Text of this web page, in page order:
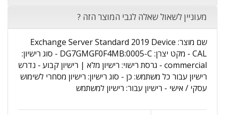
מעוניין לשאול שאלה לגבי המוצר הזה ?
שם מוצר: Exchange Server Standard 2019 Device
CAL - מקט יצרן: DG7GMGF0F4MB:0005-C - סוג רישיון:
commercial - גרסת רישוי: רישיון מלא | רישיון קבוע - נדרש
רישיון עבור כל משתמש: כן - סוג רישיון: רישיון מסחרי לשימוש
עסקי / אישי - רישיון עבור: רישיון למשתמש